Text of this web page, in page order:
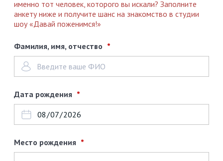
именно тот человек, которого вы искали? Заполните
анкету ниже и получите шанс на знакомство в студии
шоу «Давай поженимся!»
Фамилия, имя, отчество
Дата рождения
Место рождения